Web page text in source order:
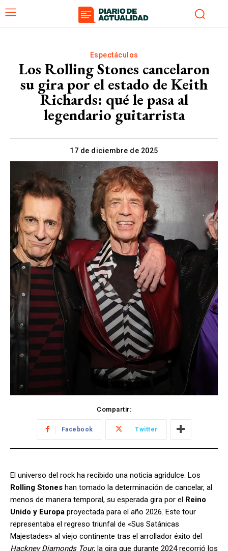
Espectáculos
Los Rolling Stones cancelaron
su gira por el estado de Keith
Richards: qué le pasa al
legendario guitarrista
17 de diciembre de 2025
Compartir:
Facebook Twitter
El universo del rock ha recibido una noticia agridulce. Los
Rolling Stones han tomado la determinación de cancelar, al
menos de manera temporal, su esperada gira por el Reino
Unido y Europa proyectada para el año 2026. Este tour
representaba el regreso triunfal de «Sus Satánicas
Majestades» al viejo continente tras el arrollador éxito del
Hackney Diamonds Tour, la gira que durante 2024 recorrió los